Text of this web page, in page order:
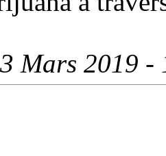
Mars 2019 -